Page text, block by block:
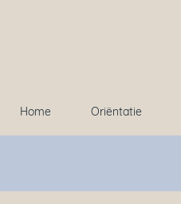
Home Oriëntatie